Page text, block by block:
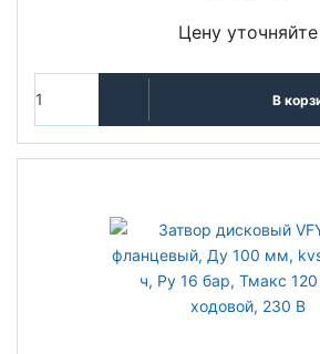
Цену уточняйте
В